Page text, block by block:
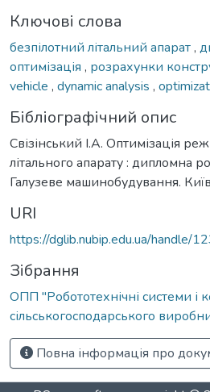
Ключові слова
безпілотний літальний апарат,
оптимізація , розрахунки
vehicle , dynamic analysis ,
Бібліографічний опис
Свізінський І.А. Оптимізація
літального апарату : дипломна
Галузеве машинобудування.
URI
https://dglib.nubip.edu.ua/handle/
Зібрання
ОПП "Робототехнічні системи і
сільськогосподарського
Повна інформація про